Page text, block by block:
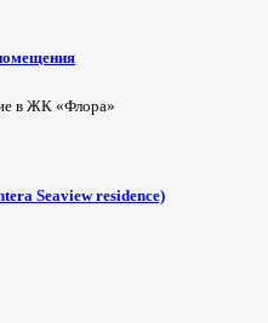
в ЖК «Флора»
Seaview rеsidence)